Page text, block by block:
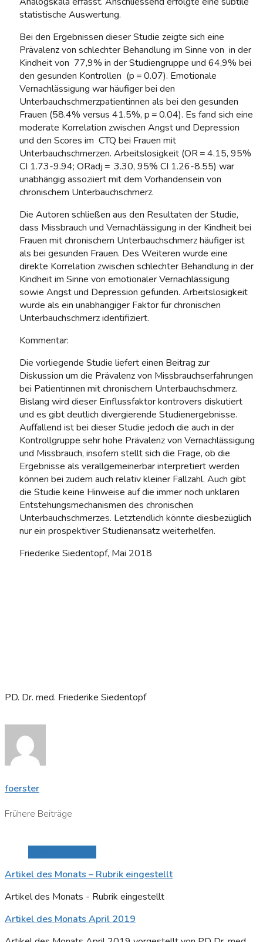
statistische Auswertung.
Bei den Ergebnissen dieser Studie zeigte sich eine
Prävalenz von schlechter Behandlung im Sinne von in der
Kindheit von 77,9% in der Studiengruppe und 64,9% bei
den gesunden Kontrollen (p = 0.07). Emotionale
Vernachlässigung war häufiger bei den
Unterbauchschmerzpatientinnen als bei den gesunden
Frauen (58.4% versus 41.5%, p = 0.04). Es fand sich eine
moderate Korrelation zwischen Angst und Depression
und den Scores im CTQ bei Frauen mit
Unterbauchschmerzen. Arbeitslosigkeit (OR = 4.15, 95%
CI 1.73-9.94; ORadj = 3.30, 95% CI 1.26-8.55) war
unabhängig assoziiert mit dem Vorhandensein von
chronischem Unterbauchschmerz.
Die Autoren schließen aus den Resultaten der Studie,
dass Missbrauch und Vernachlässigung in der Kindheit bei
Frauen mit chronischem Unterbauchschmerz häufiger ist
als bei gesunden Frauen. Des Weiteren wurde eine
direkte Korrelation zwischen schlechter Behandlung in der
Kindheit im Sinne von emotionaler Vernachlässigung
sowie Angst und Depression gefunden. Arbeitslosigkeit
wurde als ein unabhängiger Faktor für chronischen
Unterbauchschmerz identifiziert.
Kommentar:
Die vorliegende Studie liefert einen Beitrag zur
Diskussion um die Prävalenz von Missbrauchserfahrungen
bei Patientinnen mit chronischem Unterbauchschmerz.
Bislang wird dieser Einflussfaktor kontrovers diskutiert
und es gibt deutlich divergierende Studienergebnisse.
Auffallend ist bei dieser Studie jedoch die auch in der
Kontrollgruppe sehr hohe Prävalenz von Vernachlässigung
und Missbrauch, insofern stellt sich die Frage, ob die
Ergebnisse als verallgemeinerbar interpretiert werden
können bei zudem auch relativ kleiner Fallzahl. Auch gibt
die Studie keine Hinweise auf die immer noch unklaren
Entstehungsmechanismen des chronischen
Unterbauchschmerzes. Letztendlich könnte diesbezüglich
nur ein prospektiver Studienansatz weiterhelfen.
Friederike Siedentopf, Mai 2018
PD. Dr. med. Friederike Siedentopf
foerster
Frühere Beiträge
Artikel des Monats – Rubrik eingestellt
Artikel des Monats - Rubrik eingestellt
Artikel des Monats April 2019